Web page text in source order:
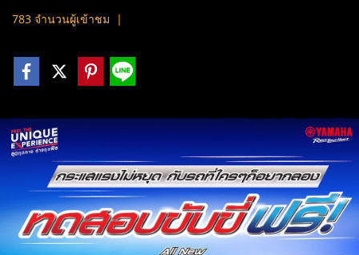
783 จำนวนผู้เข้าชม |